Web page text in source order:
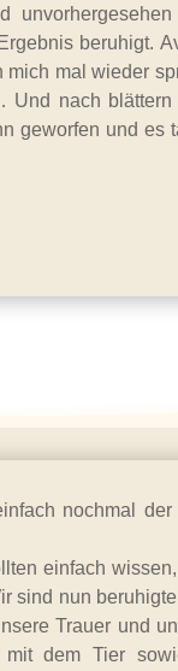
beruhigt.
mal wieder
Und nach
geworfen und es
nochmal
einfach
sind nun
Trauer und
dem Tier